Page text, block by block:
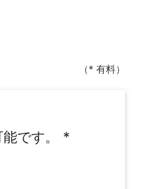
（* 有料）
です。 *